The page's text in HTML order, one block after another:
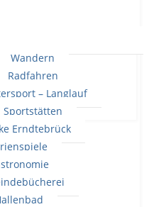
Wandern
Radfahren
– Langlauf
Sportstätten
Erndtebrück